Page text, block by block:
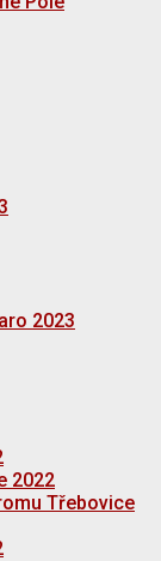
2023
2022
Třebovice